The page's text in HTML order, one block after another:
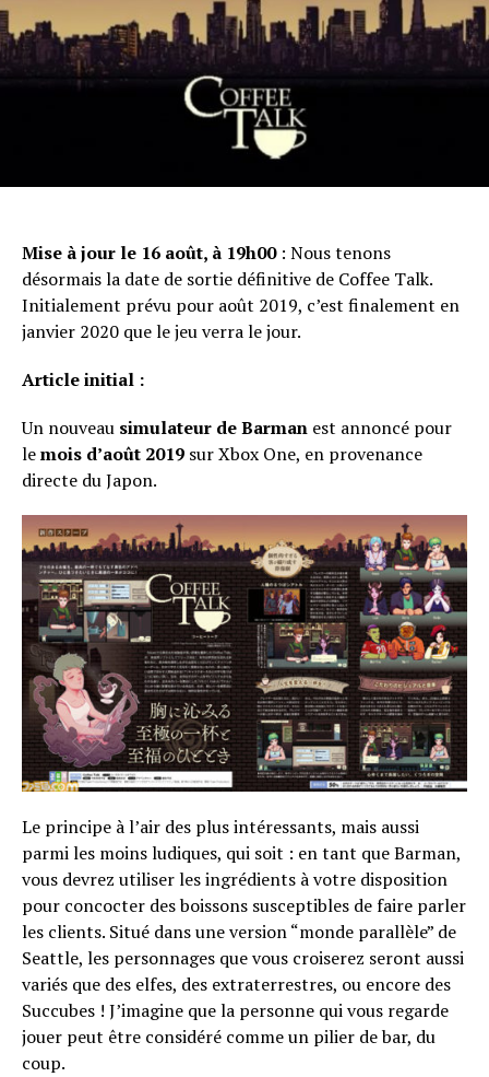
Mise à jour le 16 août, à 19h00: Nous tenons
désormais la date de sortie définitive de Coffee Talk.
Initialement prévu pour août 2019, c’est finalement en
janvier 2020 que le jeu verra le jour.
Article initial :
Un nouveau simulateur de Barman est annoncé pour
lemois d’août 2019 sur Xbox One, en provenance
directe du Japon.
Le principe à l’air des plus intéressants, mais aussi
parmi les moins ludiques, qui soit : en tant que Barman,
vous devrez utiliser les ingrédients à votre disposition
pour concocter des boissons susceptibles de faire parler
les clients. Situé dans une version “monde parallèle” de
Seattle, les personnages que vous croiserez seront aussi
variés que des elfes, des extraterrestres, ou encore des
Succubes ! J’imagine que la personne qui vous regarde
jouer peut être considéré comme un pilier de bar, du
coup.
Email